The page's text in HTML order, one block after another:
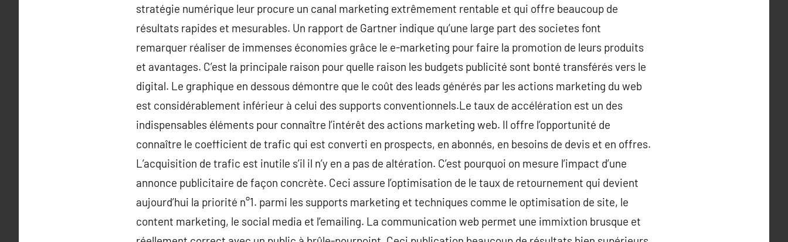
stratégie numérique leur procure un canal marketing extrêmement rentable et qui offre beaucoup de
résultats rapides et mesurables. Un rapport de Gartner indique qu’une large part des societes font
remarquer réaliser de immenses économies grâce le e-marketing pour faire la promotion de leurs produits
et avantages. C’est la principale raison pour quelle raison les budgets publicité sont bonté transférés vers le
digital. Le graphique en dessous démontre que le coût des leads générés par les actions marketing du web
est considérablement inférieur à celui des supports conventionnels.Le taux de accélération est un des
indispensables éléments pour connaître l’intérêt des actions marketing web. Il offre l’opportunité de
connaître le coefficient de trafic qui est converti en prospects, en abonnés, en besoins de devis et en offres.
L’acquisition de trafic est inutile s’il il n’y en a pas de altération. C’est pourquoi on mesure l’impact d’une
annonce publicitaire de façon concrète. Ceci assure l’optimisation de le taux de retournement qui devient
aujourd’hui la priorité n°1. parmi les supports marketing et techniques comme le optimisation de site, le
content marketing, le social media et l’emailing. La communication web permet une immixtion brusque et